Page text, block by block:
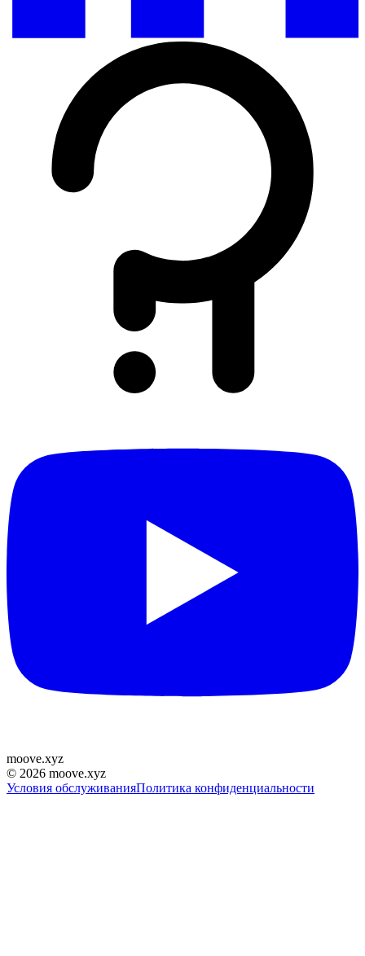
moove.xyz
© 2026 moove.xyz
Условия обслуживанияПолитика конфиденциальности